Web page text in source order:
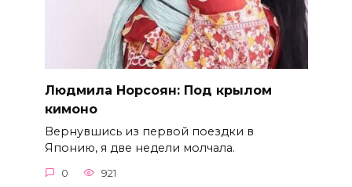
Людмила Норсоян: Под крылом
кимоно
Вернувшись из первой поездки в
Японию, я две недели молчала.
0 921